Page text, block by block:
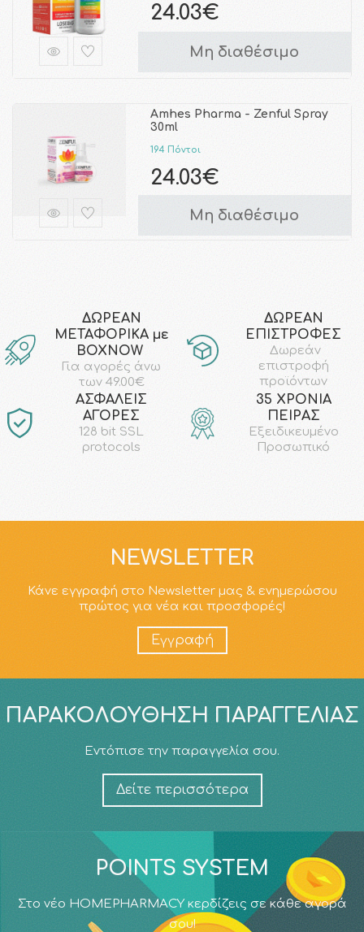
24.03€
Μη διαθέσιμο
Amhes Pharma - Zenful Spray
30ml
194 Πόντοι
24.03€
Μη διαθέσιμο
ΔΩΡΕΑΝ
ΜΕΤΑΦΟΡΙΚΑ με
ΒΟΧΝΟW
Για αγορές άνω
των 49.00€
ΔΩΡΕΑΝ
ΕΠΙΣΤΡΟΦΕΣ
Δωρεάν
επιστροφή
προϊόντων
AΣΦΑΛΕΙΣ
ΑΓΟΡΕΣ
128 bit SSL
protocols
35 ΧΡΟΝΙΑ
ΠΕΙΡΑΣ
Εξειδικευμένο
Προσωπικό
NEWSLETTER
Κάνε εγγραφή στο Newsletter μας & ενημερώσου
πρώτος για νέα και προσφορές!
Εγγραφή
ΠΑΡΑΚΟΛΟΎΘΗΣΗ ΠΑΡΑΓΓΕΛΊΑΣ
Εντόπισε την παραγγελία σου.
Δείτε περισσότερα
POINTS SYSTEM
Στο νέο HOMEPHARMACY κερδίζεις σε κάθε αγορά
σου!